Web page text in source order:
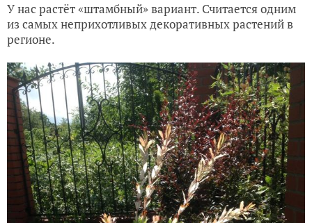
У нас растёт «штамбный» вариант. Считается одним
из самых неприхотливых декоративных растений в
регионе.